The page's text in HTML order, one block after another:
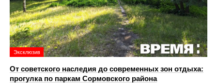
Эксклюзив
От советского наследия до современных зон отдыха:
прогулка по паркам Сормовского района